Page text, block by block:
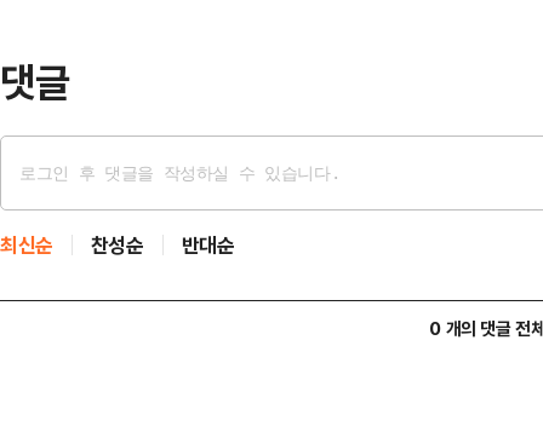
댓글
최신순 찬성순 반대순
0 개의 댓글 전